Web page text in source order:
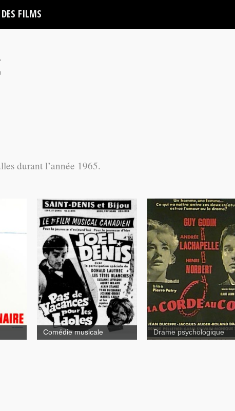
FILMS
durant l’année 1965.
Pas de vacances pour les
idoles
Comédie musicale
La corde au cou
Drame psychologique